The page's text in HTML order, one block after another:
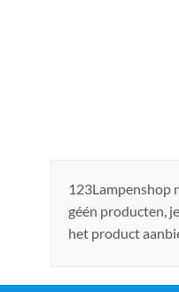
123Lampenshop
géén producten,
het product